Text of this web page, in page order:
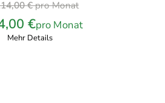
€pro Monat
Ursprünglicher
Preis
war:
€pro Monat
Mehr Details